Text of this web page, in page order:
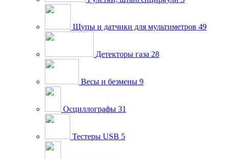
Щупы и датчики для мультиметров 49
Детекторы газа 28
Весы и безмены 9
Осциллографы 31
Тестеры USB 5